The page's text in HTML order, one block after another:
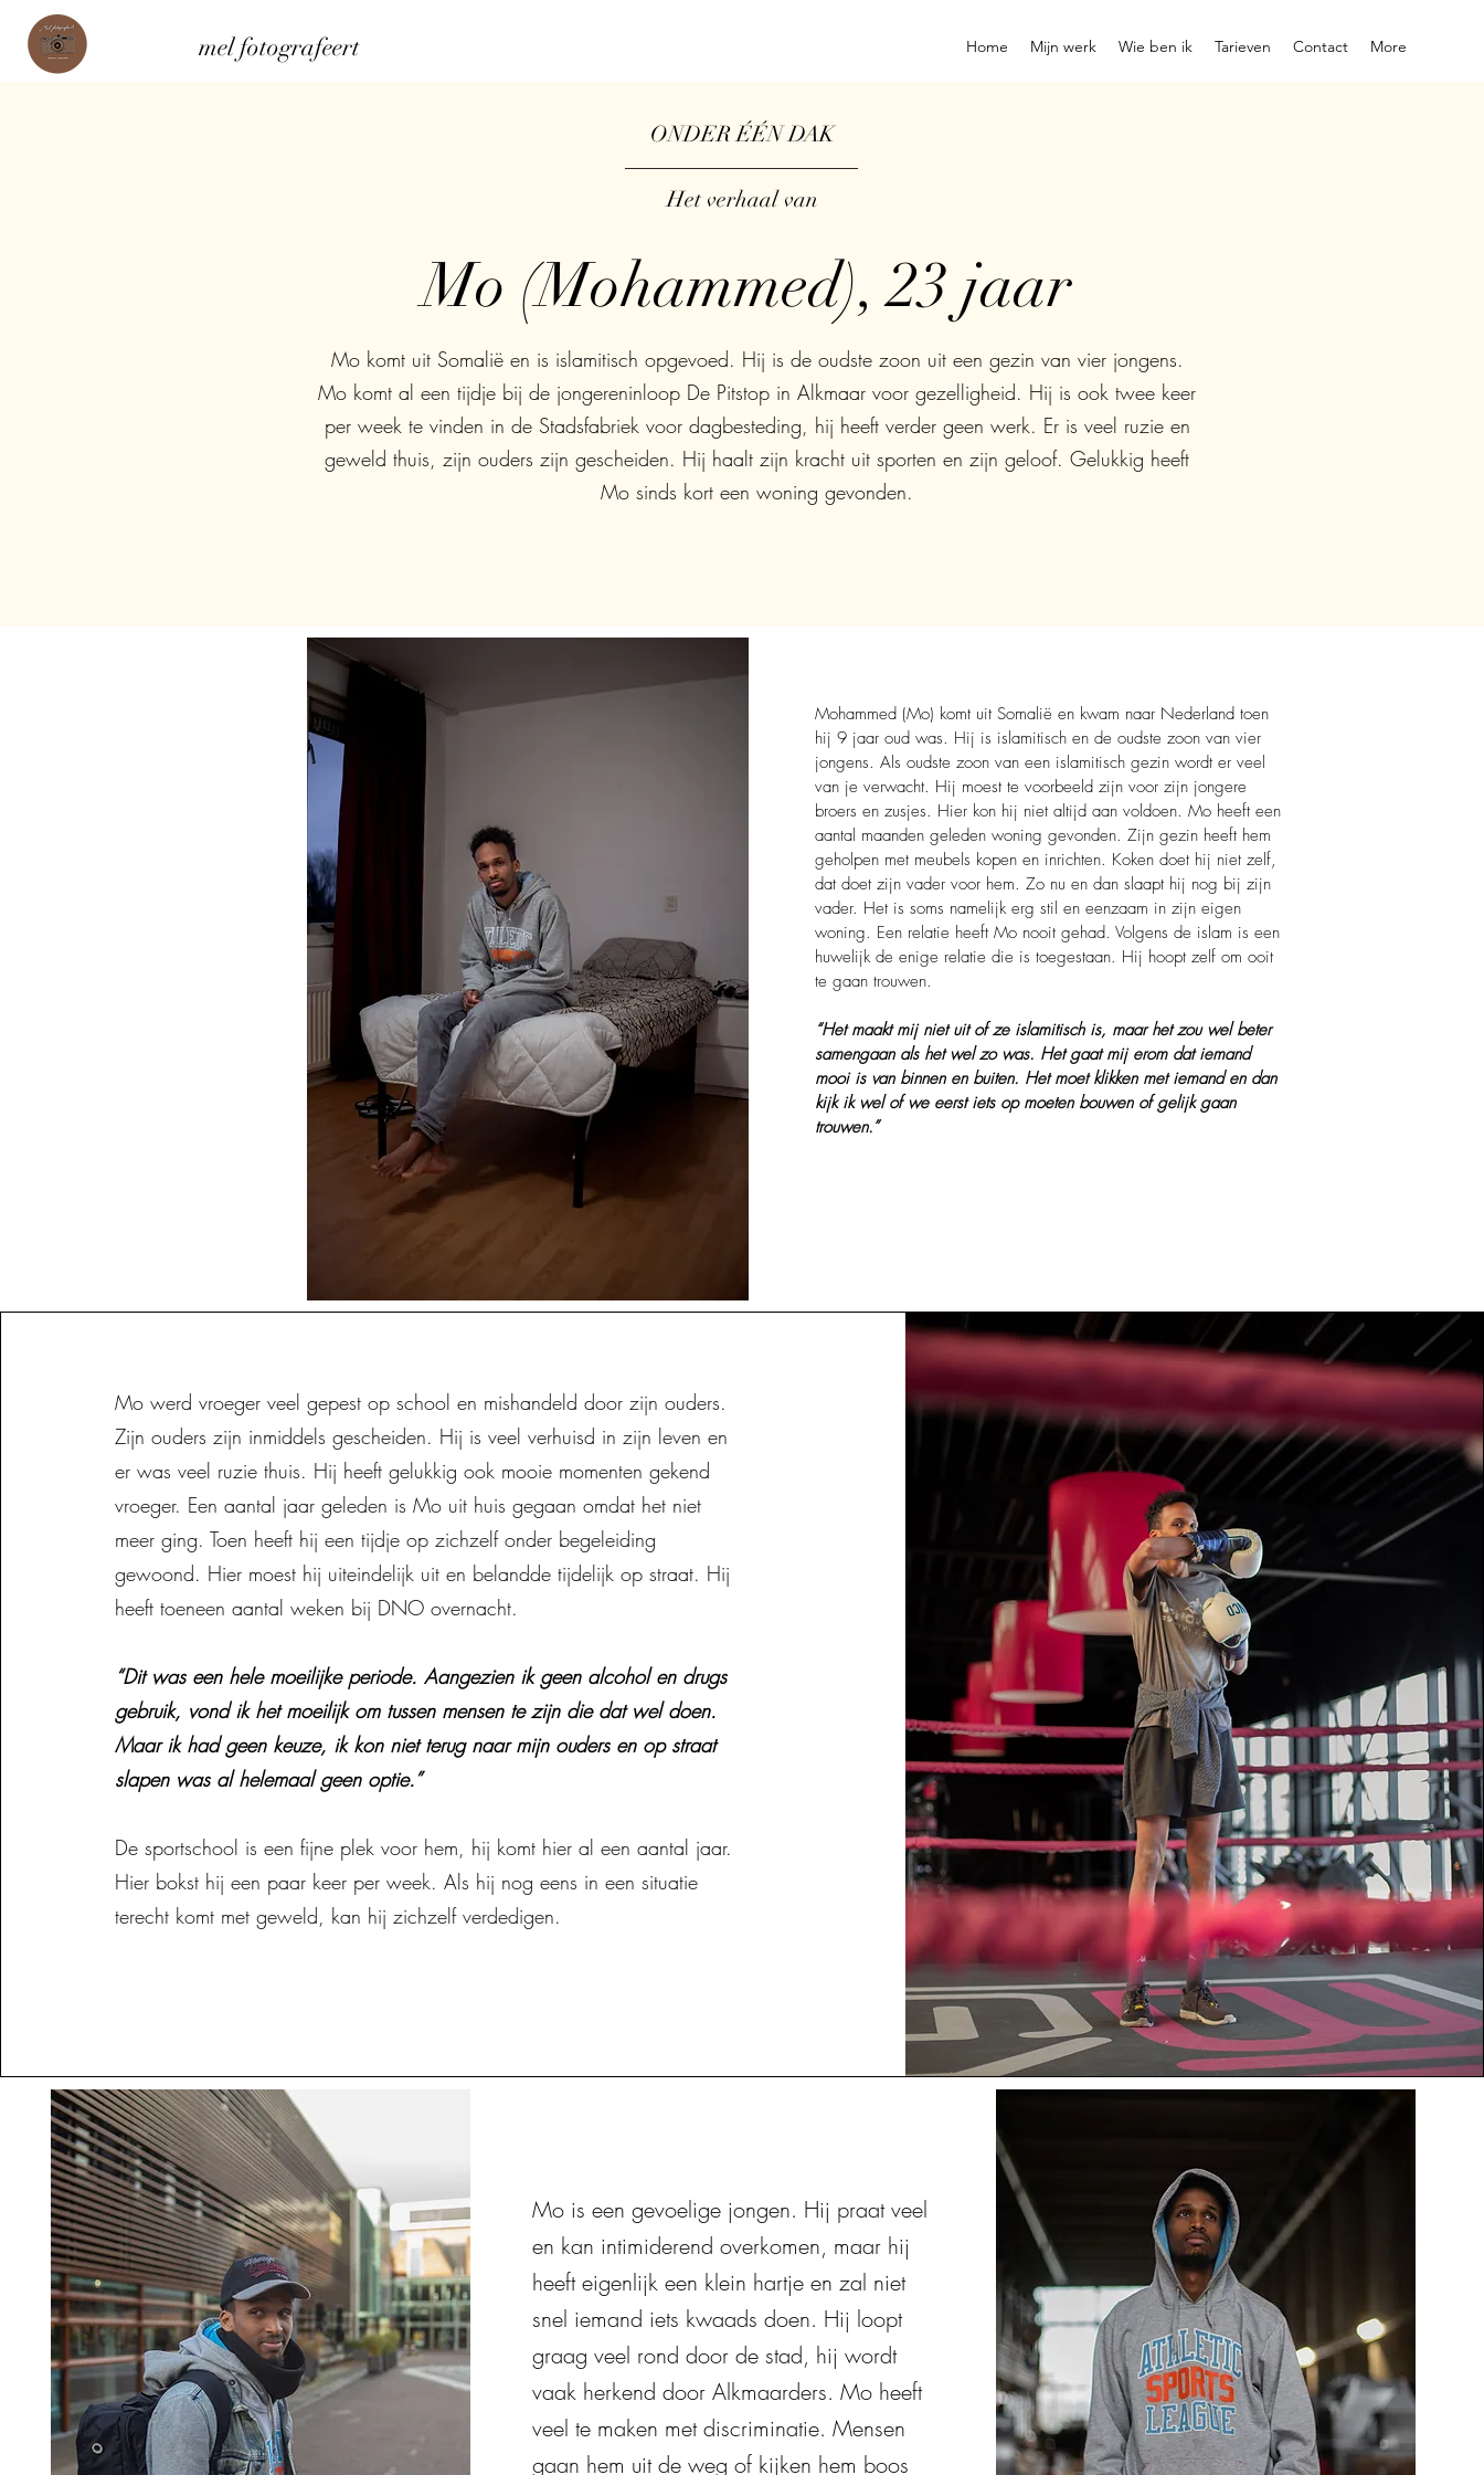
mel fotografeert Home Mijn werk Wie ben ik Tarieven Contact More
ONDER ÉÉN DAK
Het verhaal van
Mo (Mohammed), 23 jaar
Mo komt uit Somalië en is islamitisch opgevoed. Hij is de oudste zoon uit een gezin van vier jongens.
Mo komt al een tijdje bij de jongereninloop De Pitstop in Alkmaar voor gezelligheid. Hij is ook twee keer
per week te vinden in de Stadsfabriek voor dagbesteding, hij heeft verder geen werk. Er is veel ruzie en
geweld thuis, zijn ouders zijn gescheiden. Hij haalt zijn kracht uit sporten en zijn geloof. Gelukkig heeft
Mo sinds kort een woning gevonden.
Mohammed (Mo) komt uit Somalië en kwam naar Nederland toen
hij 9 jaar oud was. Hij is islamitisch en de oudste zoon van vier
jongens. Als oudste zoon van een islamitisch gezin wordt er veel
van je verwacht. Hij moest te voorbeeld zijn voor zijn jongere
broers en zusjes. Hier kon hij niet altijd aan voldoen. Mo heeft een
aantal maanden geleden woning gevonden. Zijn gezin heeft hem
geholpen met meubels kopen en inrichten. Koken doet hij niet zelf,
dat doet zijn vader voor hem. Zo nu en dan slaapt hij nog bij zijn
vader. Het is soms namelijk erg stil en eenzaam in zijn eigen
woning. Een relatie heeft Mo nooit gehad. Volgens de islam is een
huwelijk de enige relatie die is toegestaan. Hij hoopt zelf om ooit
te gaan trouwen.
“Het maakt mij niet uit of ze islamitisch is, maar het zou wel beter
samengaan als het wel zo was. Het gaat mij erom dat iemand
mooi is van binnen en buiten. Het moet klikken met iemand en dan
kijk ik wel of we eerst iets op moeten bouwen of gelijk gaan
trouwen.”
Mo werd vroeger veel gepest op school en mishandeld door zijn ouders.
Zijn ouders zijn inmiddels gescheiden. Hij is veel verhuisd in zijn leven en
er was veel ruzie thuis. Hij heeft gelukkig ook mooie momenten gekend
vroeger. Een aantal jaar geleden is Mo uit huis gegaan omdat het niet
meer ging. Toen heeft hij een tijdje op zichzelf onder begeleiding
gewoond. Hier moest hij uiteindelijk uit en belandde tijdelijk op straat. Hij
heeft toeneen aantal weken bij DNO overnacht.
“Dit was een hele moeilijke periode. Aangezien ik geen alcohol en drugs
gebruik, vond ik het moeilijk om tussen mensen te zijn die dat wel doen.
Maar ik had geen keuze, ik kon niet terug naar mijn ouders en op straat
slapen was al helemaal geen optie.”
De sportschool is een fijne plek voor hem, hij komt hier al een aantal jaar.
Hier bokst hij een paar keer per week. Als hij nog eens in een situatie
terecht komt met geweld, kan hij zichzelf verdedigen.
Mo is een gevoelige jongen. Hij praat veel
en kan intimiderend overkomen, maar hij
heeft eigenlijk een klein hartje en zal niet
snel iemand iets kwaads doen. Hij loopt
graag veel rond door de stad, hij wordt
vaak herkend door Alkmaarders. Mo heeft
veel te maken met discriminatie. Mensen
gaan hem uit de weg of kijken hem boos